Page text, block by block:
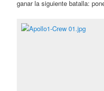
ganar la siguiente batalla: